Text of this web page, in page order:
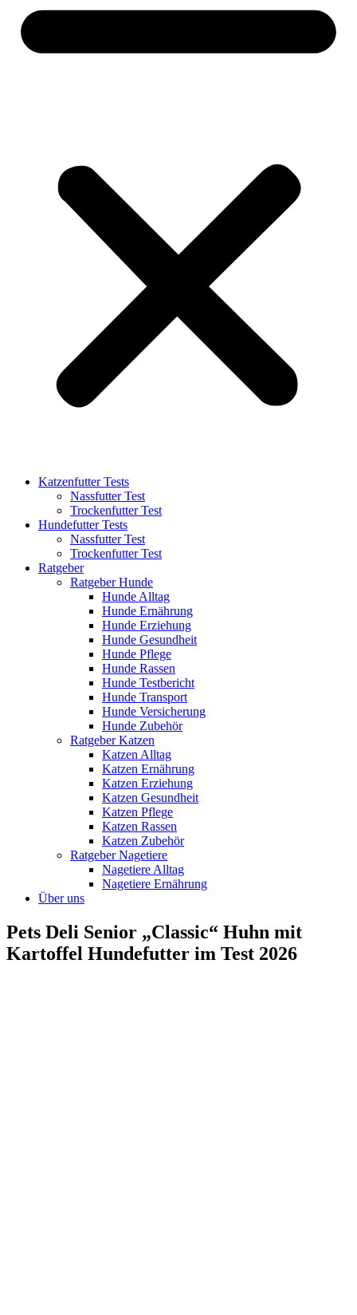
Katzenfutter Tests
Nassfutter Test
Trockenfutter Test
Hundefutter Tests
Nassfutter Test
Trockenfutter Test
Ratgeber
Ratgeber Hunde
Hunde Alltag
Hunde Ernährung
Hunde Erziehung
Hunde Gesundheit
Hunde Pflege
Hunde Rassen
Hunde Testbericht
Hunde Transport
Hunde Versicherung
Hunde Zubehör
Ratgeber Katzen
Katzen Alltag
Katzen Ernährung
Katzen Erziehung
Katzen Gesundheit
Katzen Pflege
Katzen Rassen
Katzen Zubehör
Ratgeber Nagetiere
Nagetiere Alltag
Nagetiere Ernährung
Über uns
Pets Deli Senior „Classic“ Huhn mit
Kartoffel Hundefutter im Test 2026